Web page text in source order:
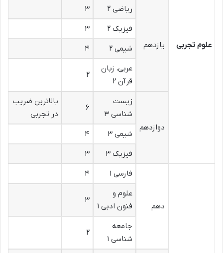
علوم تجربی یازدهم
ریاضی ۲
۳
فیزیک ۲
۳
شیمی ۲
۴
عربی، زبان
قرآن ۲
۲
دوازدهم
زیست
شناسی ۳
۶
بالاترین ضریب
در تجربی
شیمی ۳
۴
فیزیک ۳
۳
دهم
فارسی ۱
۴
علوم و
فنون ادبی ۱
۳
جامعه
شناسی ۱
۲